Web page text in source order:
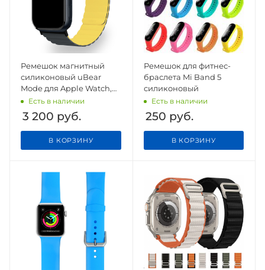
Ремешок магнитный
силиконовый uBear
Mode для Apple Watch,
M/L, чёрный/жёлтый
Есть в наличии
3 200 руб.
В КОРЗИНУ
Ремешок для фитнес-
браслета Mi Band 5
силиконовый
Есть в наличии
250 руб.
В КОРЗИНУ